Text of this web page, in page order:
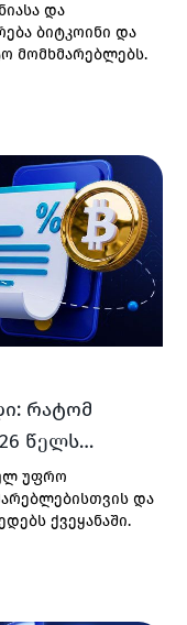
და
ბიტკოინი და
მომხმარებლებს.
რატომ
წელს
უფრო
და
ქვეყანაში.